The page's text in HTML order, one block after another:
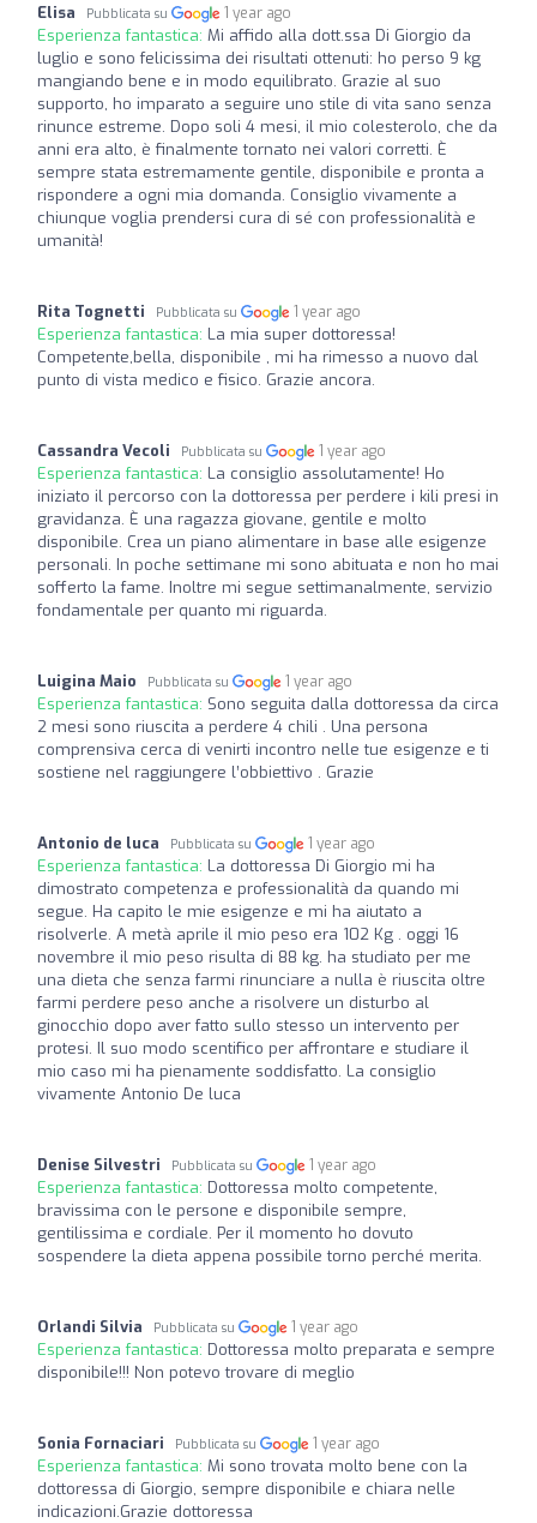
Elisa Pubblicata su 1 year ago
Esperienza fantastica: Mi affido alla dott.ssa Di Giorgio da
luglio e sono felicissima dei risultati ottenuti: ho perso 9 kg
mangiando bene e in modo equilibrato. Grazie al suo
supporto, ho imparato a seguire uno stile di vita sano senza
rinunce estreme. Dopo soli 4 mesi, il mio colesterolo, che da
anni era alto, è finalmente tornato nei valori corretti. È
sempre stata estremamente gentile, disponibile e pronta a
rispondere a ogni mia domanda. Consiglio vivamente a
chiunque voglia prendersi cura di sé con professionalità e
umanità!
Rita Tognetti Pubblicata su 1 year ago
Esperienza fantastica: La mia super dottoressa!
Competente,bella, disponibile , mi ha rimesso a nuovo dal
punto di vista medico e fisico. Grazie ancora.
Cassandra Vecoli Pubblicata su 1 year ago
Esperienza fantastica: La consiglio assolutamente! Ho
iniziato il percorso con la dottoressa per perdere i kili presi in
gravidanza. È una ragazza giovane, gentile e molto
disponibile. Crea un piano alimentare in base alle esigenze
personali. In poche settimane mi sono abituata e non ho mai
sofferto la fame. Inoltre mi segue settimanalmente, servizio
fondamentale per quanto mi riguarda.
Luigina Maio Pubblicata su 1 year ago
Esperienza fantastica: Sono seguita dalla dottoressa da circa
2 mesi sono riuscita a perdere 4 chili . Una persona
comprensiva cerca di venirti incontro nelle tue esigenze e ti
sostiene nel raggiungere l’obbiettivo . Grazie
Antonio de luca Pubblicata su 1 year ago
Esperienza fantastica: La dottoressa Di Giorgio mi ha
dimostrato competenza e professionalità da quando mi
segue. Ha capito le mie esigenze e mi ha aiutato a
risolverle. A metà aprile il mio peso era 102 Kg . oggi 16
novembre il mio peso risulta di 88 kg. ha studiato per me
una dieta che senza farmi rinunciare a nulla è riuscita oltre
farmi perdere peso anche a risolvere un disturbo al
ginocchio dopo aver fatto sullo stesso un intervento per
protesi. Il suo modo scentifico per affrontare e studiare il
mio caso mi ha pienamente soddisfatto. La consiglio
vivamente Antonio De luca
Denise Silvestri Pubblicata su 1 year ago
Esperienza fantastica: Dottoressa molto competente,
bravissima con le persone e disponibile sempre,
gentilissima e cordiale. Per il momento ho dovuto
sospendere la dieta appena possibile torno perché merita.
Orlandi Silvia Pubblicata su 1 year ago
Esperienza fantastica: Dottoressa molto preparata e sempre
disponibile!!! Non potevo trovare di meglio
Sonia Fornaciari Pubblicata su 1 year ago
Esperienza fantastica: Mi sono trovata molto bene con la
dottoressa di Giorgio, sempre disponibile e chiara nelle
indicazioni.Grazie dottoressa